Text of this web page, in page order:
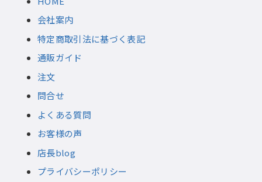
会社案内
特定商取引法に基づく表記
通販ガイド
注文
問合せ
よくある質問
お客様の声
店長blog
プライバシーポリシー